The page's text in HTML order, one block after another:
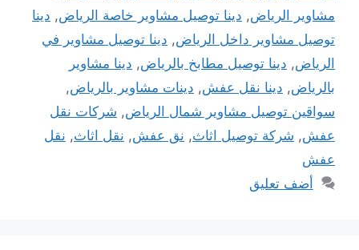
مشاوير الرياض, دينا توصيل مشاوير خاصة الرياض, دينا
توصيل مشاوير داخل الرياض, دينا توصيل مشاوير في
الرياض, دينا توصيل مطابخ بالرياض, دينا مشاوير
بالرياض, دينا نقل عفش, دينات مشاوير بالرياض,
سواقين توصيل مشاوير شمال الرياض, شركات نقل
عفش, شركة توصيل اثاث, نق عفش, نقل اثاث, نقل
عفش
أضف تعليق